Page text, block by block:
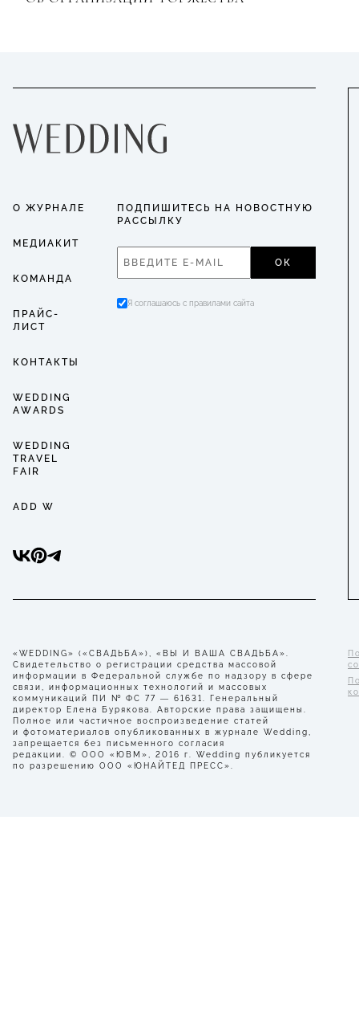
О ЖУРНАЛЕ
МЕДИАКИТ
КОМАНДА
ПРАЙС-
ЛИСТ
КОНТАКТЫ
WEDDING
AWARDS
WEDDING
TRAVEL
FAIR
ADD W
ПОДПИШИТЕСЬ НА НОВОСТНУЮ
РАССЫЛКУ
ОК
Я соглашаюсь с правилами сайта
«WEDDING» («СВАДЬБА»), «ВЫ И ВАША СВАДЬБА».
Свидетельство о регистрации средства массовой
информации в Федеральной службе по надзору в сфере
связи, информационных технологий и массовых
коммуникаций ПИ № ФС 77 — 61631. Генеральный
директор Елена Бурякова. Авторские права защищены.
Полное или частичное воспроизведение статей
и фотоматериалов опубликованных в журнале Wedding,
запрещается без письменного согласия
редакции. © ООО «ЮВМ», 2016 г. Wedding публикуется
по разрешению ООО «ЮНАЙТЕД ПРЕСС».